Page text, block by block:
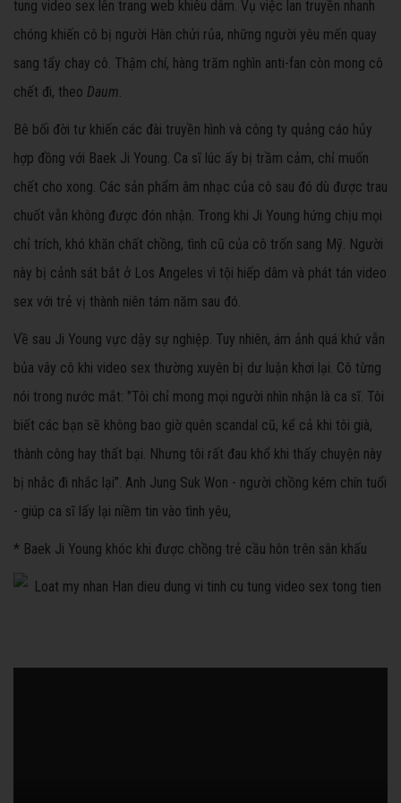
tung video sex lên trang web khiêu dâm. Vụ việc lan truyền nhanh
chóng khiến cô bị người Hàn chửi rủa, những người yêu mến quay
sang tẩy chay cô. Thậm chí, hàng trăm nghìn anti-fan còn mong cô
chết đi, theo Daum.
Bê bối đời tư khiến các đài truyền hình và công ty quảng cáo hủy
hợp đồng với Baek Ji Young. Ca sĩ lúc ấy bị trầm cảm, chỉ muốn
chết cho xong. Các sản phẩm âm nhạc của cô sau đó dù được trau
chuốt vẫn không được đón nhận. Trong khi Ji Young hứng chịu mọi
chỉ trích, khó khăn chất chồng, tình cũ của cô trốn sang Mỹ. Người
này bị cảnh sát bắt ở Los Angeles vì tội hiếp dâm và phát tán video
sex với trẻ vị thành niên tám năm sau đó.
Về sau Ji Young vực dậy sự nghiệp. Tuy nhiên, ám ảnh quá khứ vẫn
bủa vây cô khi video sex thường xuyên bị dư luận khơi lại. Cô từng
nói trong nước mắt: "Tôi chỉ mong mọi người nhìn nhận là ca sĩ. Tôi
biết các bạn sẽ không bao giờ quên scandal cũ, kể cả khi tôi già,
thành công hay thất bại. Nhưng tôi rất đau khổ khi thấy chuyện này
bị nhắc đi nhắc lại”. Anh Jung Suk Won - người chồng kém chín tuổi
- giúp ca sĩ lấy lại niềm tin vào tình yêu,
* Baek Ji Young khóc khi được chồng trẻ cầu hôn trên sân khấu